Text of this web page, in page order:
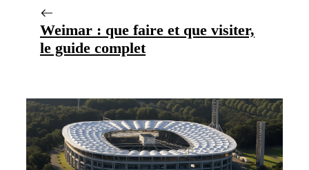
Weimar : que faire et que visiter,
le guide complet